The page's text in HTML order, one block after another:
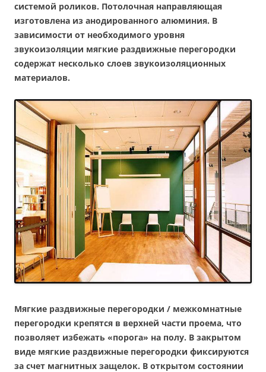
системой роликов. Потолочная направляющая
изготовлена из анодированного алюминия. В
зависимости от необходимого уровня
звукоизоляции мягкие раздвижные перегородки
содержат несколько слоев звукоизоляционных
материалов.
Мягкие раздвижные перегородки / межкомнатные
перегородки крепятся в верхней части проема, что
позволяет избежать «порога» на полу. В закрытом
виде мягкие раздвижные перегородки фиксируются
за счет магнитных защелок. В открытом состоянии